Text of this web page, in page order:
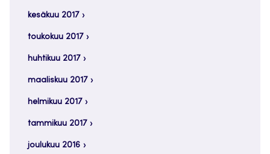
kesäkuu 2017
toukokuu 2017
huhtikuu 2017
maaliskuu 2017
helmikuu 2017
tammikuu 2017
joulukuu 2016